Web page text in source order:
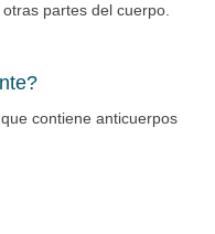
partes del cuerpo.
contiene anticuerpos